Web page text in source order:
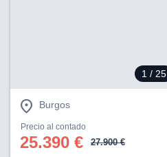
1 / 25
Burgos
Precio al contado
25.390 € 27.900 €